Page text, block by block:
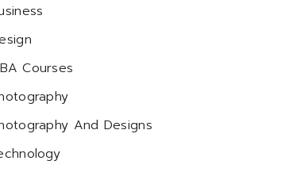
Courses
And Designs